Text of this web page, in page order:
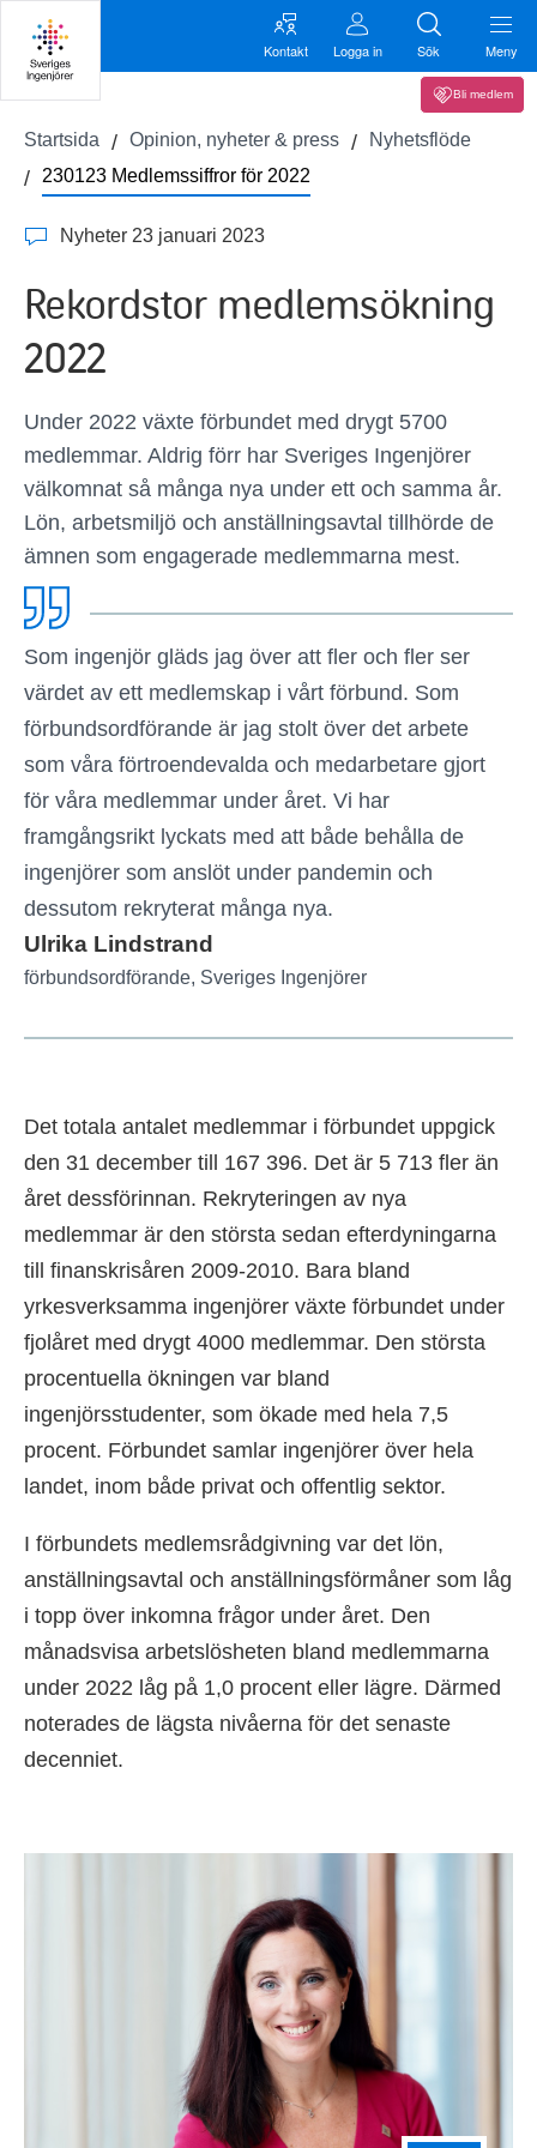
Kontakt Logga in Sök Meny
Bli medlem
Startsida Opinion, nyheter & press
Nyhetsflöde
230123 Medlemssiffror för 2022
Nyheter 23 januari 2023
Rekordstor medlemsökning
2022
Under 2022 växte förbundet med drygt 5700
medlemmar. Aldrig förr har Sveriges Ingenjörer
välkomnat så många nya under ett och samma år.
Lön, arbetsmiljö och anställningsavtal tillhörde de
ämnen som engagerade medlemmarna mest.
Som ingenjör gläds jag över att fler och fler ser
värdet av ett medlemskap i vårt förbund. Som
förbundsordförande är jag stolt över det arbete
som våra förtroendevalda och medarbetare gjort
för våra medlemmar under året. Vi har
framgångsrikt lyckats med att både behålla de
ingenjörer som anslöt under pandemin och
dessutom rekryterat många nya.
Ulrika Lindstrand
förbundsordförande, Sveriges Ingenjörer
Det totala antalet medlemmar i förbundet uppgick
den 31 december till 167 396. Det är 5 713 fler än
året dessförinnan. Rekryteringen av nya
medlemmar är den största sedan efterdyningarna
till finanskrisåren 2009-2010. Bara bland
yrkesverksamma ingenjörer växte förbundet under
fjolåret med drygt 4000 medlemmar. Den största
procentuella ökningen var bland
ingenjörsstudenter, som ökade med hela 7,5
procent. Förbundet samlar ingenjörer över hela
landet, inom både privat och offentlig sektor.
I förbundets medlemsrådgivning var det lön,
anställningsavtal och anställningsförmåner som låg
i topp över inkomna frågor under året. Den
månadsvisa arbetslösheten bland medlemmarna
under 2022 låg på 1,0 procent eller lägre. Därmed
noterades de lägsta nivåerna för det senaste
decenniet.